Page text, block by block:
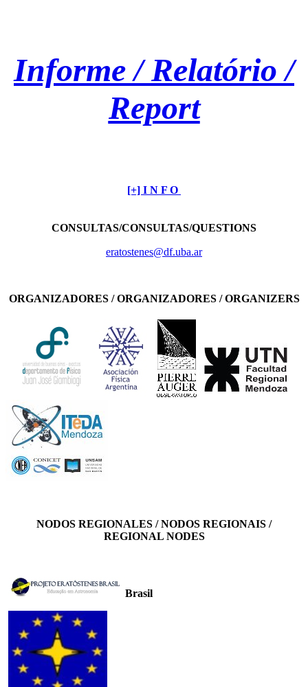
Informe / Relatório/
Report
[+] I N F O
CONSULTAS/CONSULTAS/QUESTIONS
eratostenes@df.uba.ar
ORGANIZADORES /ORGANIZADORES / ORGANIZERS
NODOS REGIONALES / NODOS REGIONAIS /
REGIONAL NODES
Brasil